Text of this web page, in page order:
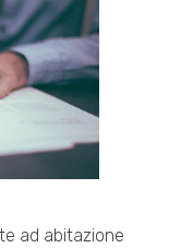
ad abitazione